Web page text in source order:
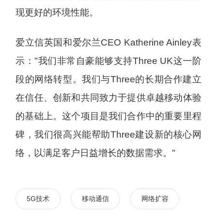
现更好的环境性能。
爱立信英国和爱尔兰CEO Katherine Ainley表
示："我们非常自豪能够支持Three UK这一阶
段的网络转型。我们与Three的长期合作建立
在信任、创新和共同致力于提供卓越移动体验
的基础上。这个项目是我们合作中的重要里程
碑，我们很高兴能帮助Three建设新的核心网
络，以满足客户日益增长的数据需求。"
5G技术 移动通信 网络扩容